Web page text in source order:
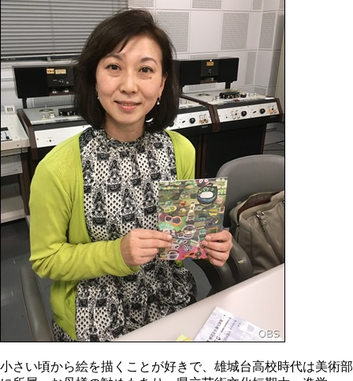
小さい頃から絵を描くことが好きで、雄城台高校時代は美術部